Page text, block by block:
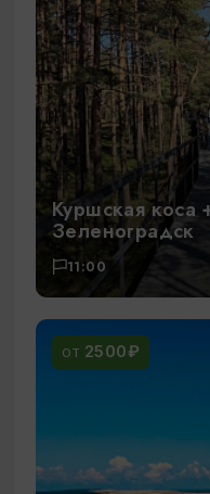
Куршская коса
Зеленоградск
11:00
ОТ 2500₽